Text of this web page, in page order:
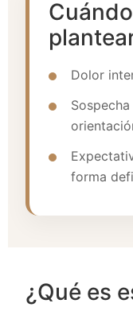
Dolor
forma
¿Qué es